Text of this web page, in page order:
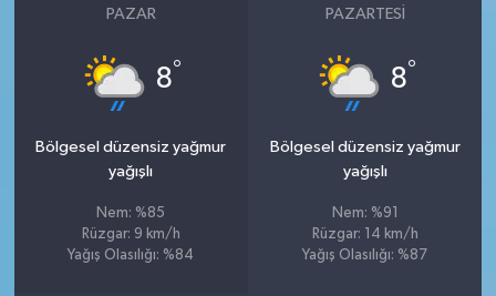
PAZAR
8°
Bölgesel düzensiz yağmur
yağışlı
Nem: %85
Rüzgar: 9 km/h
Yağış Olasılığı: %84
PAZARTESI
8°
Bölgesel düzensiz yağmur
yağışlı
Nem: %91
Rüzgar: 14 km/h
Yağış Olasılığı: %87